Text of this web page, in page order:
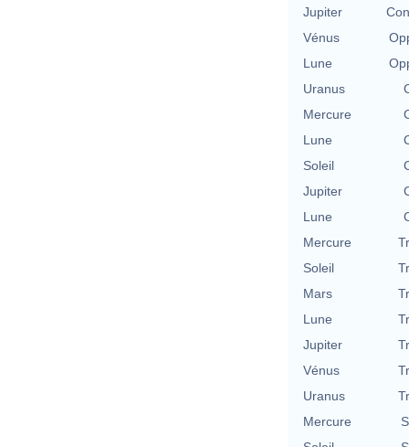
Jupiter
Vénus
Lune
Uranus
Mercure
Lune
Soleil
Jupiter
Lune
Mercure
Soleil
Mars
Lune
Jupiter
Vénus
Uranus
Mercure